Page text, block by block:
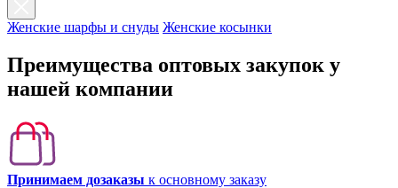
Женские шарфы и снуды Женские косынки
Преимущества оптовых закупок у
нашей компании
Принимаем дозаказы к основному заказу